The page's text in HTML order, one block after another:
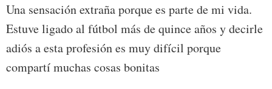
Una sensación extraña porque es parte de mi vida.
Estuve ligado al fútbol más de quince años y decirle
adiós a esta profesión es muy difícil porque
compartí muchas cosas bonitas